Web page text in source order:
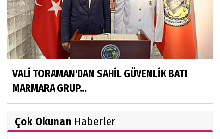
VALİ TORAMAN'DAN SAHİL GÜVENLİK BATI
MARMARA GRUP...
Çok Okunan Haberler